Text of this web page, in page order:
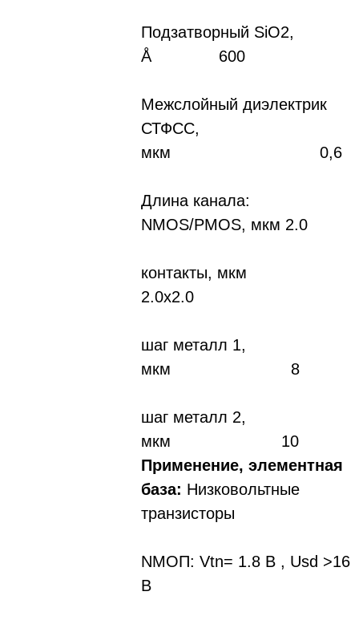
Подзатворный SiO2,
Å 600
Межслойный диэлектрик
СТФСС,
мкм 0,6
Длина канала:
NMOS/PMOS, мкм 2.0
контакты, мкм
2.0х2.0
шаг металл 1,
мкм 8
шаг металл 2,
мкм 10
Применение, элементная
база: Низковольтные
транзисторы
NMOП: Vtn= 1.8 B , Usd >16
В